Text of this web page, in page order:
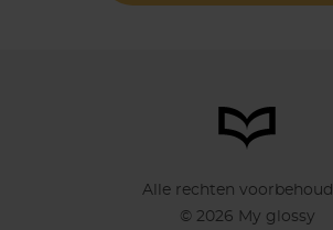
Alle rechten
© 2026 My glossy